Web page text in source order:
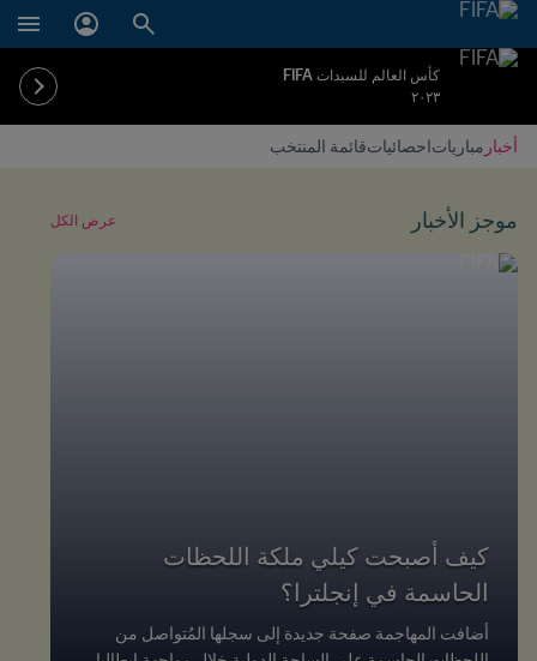
كأس العالم للسيدات FIFA
٢٠٢٣
أخبار مبارياتاحصائياتقائمة المنتخب
موجز الأخبار عرض الكل
كيف أصبحت كيلي ملكة اللحظات
الحاسمة في إنجلترا؟
أضافت المهاجمة صفحة جديدة إلى سجلها المُتواصل من